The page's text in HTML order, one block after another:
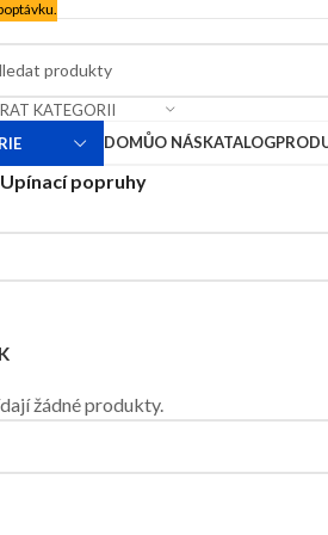
KATEGORII
DOMŮO NÁSKATALOG
Upínací popruhy
žádné produkty.